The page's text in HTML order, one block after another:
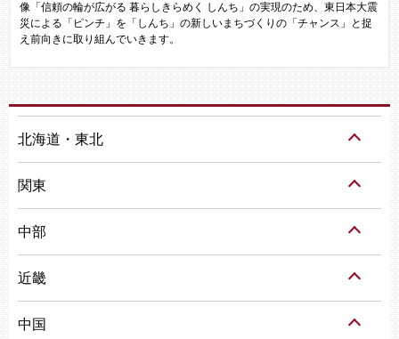
像「信頼の輪が広がる 暮らしきらめく しんち」の実現のため、東日本大震
災による「ピンチ」を「しんち」の新しいまちづくりの「チャンス」と捉
え前向きに取り組んでいきます。
北海道・東北
関東
中部
近畿
中国